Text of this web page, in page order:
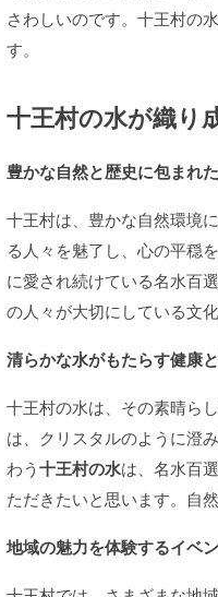
さわしいのです。十王村の
す。
十王村の水が織り
豊かな自然と歴史に包まれ
十王村は、豊かな自然環境
る人々を魅了し、心の平穏
に愛され続けている名水百
の人々が大切にしている文
清らかな水がもたらす健康
十王村の水は、その素晴ら
は、クリスタルのように澄
わう十王村の水は、名水百
ただきたいと思います。自
地域の魅力を体験するイベ